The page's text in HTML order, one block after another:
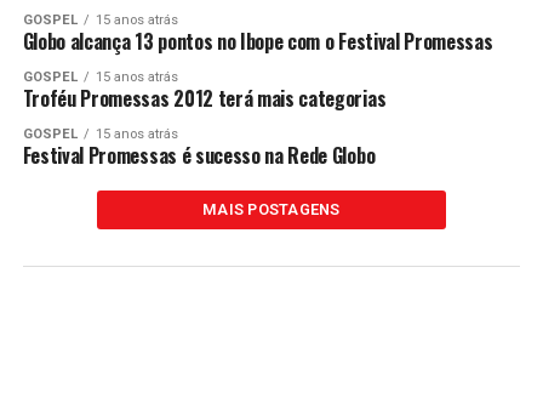
GOSPEL 15 anos atrás
Globo alcança 13 pontos no Ibope com o Festival Promessas
GOSPEL 15 anos atrás
Troféu Promessas 2012 terá mais categorias
GOSPEL 15 anos atrás
Festival Promessas é sucesso na Rede Globo
MAIS POSTAGENS